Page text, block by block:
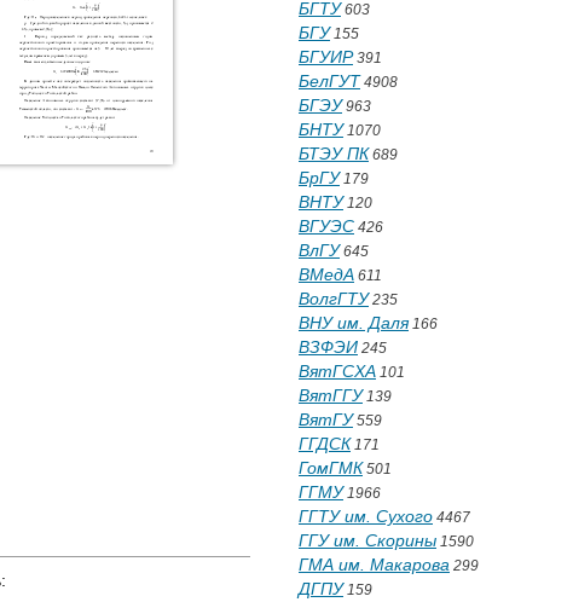
БГТУ603
БГУ155
БГУИР391
БелГУТ 4908
БГЭУ963
БНТУ1070
БТЭУ ПК 689
БрГУ179
ВНТУ120
ВГУЭС 426
ВлГУ645
ВМедА 611
ВолгГТУ235
ВНУ им. Даля166
ВЗФЭИ 245
ВятГСХА 101
ВятГГУ139
ВятГУ559
ГГДСК 171
ГомГМК 501
ГГМУ1966
ГГТУ им. Сухого 4467
ГГУ им. Скорины 1590
ГМА им. Макарова 299
ДГПУ159